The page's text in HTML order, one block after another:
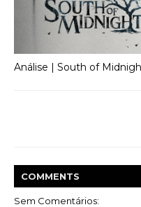
Análise | South of
COMMENTS
Sem Comentários: